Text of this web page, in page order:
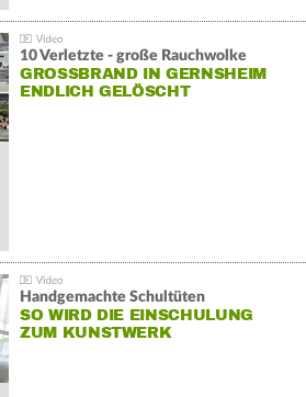
10 Verletzte - große Rauchwolke
GROSSBRAND IN GERNSHEIM E
NDLICH GELÖSCHT
Handgemachte Schultüten
SO WIRD DIE EINSCHULUNG
ZUM KUNSTWERK